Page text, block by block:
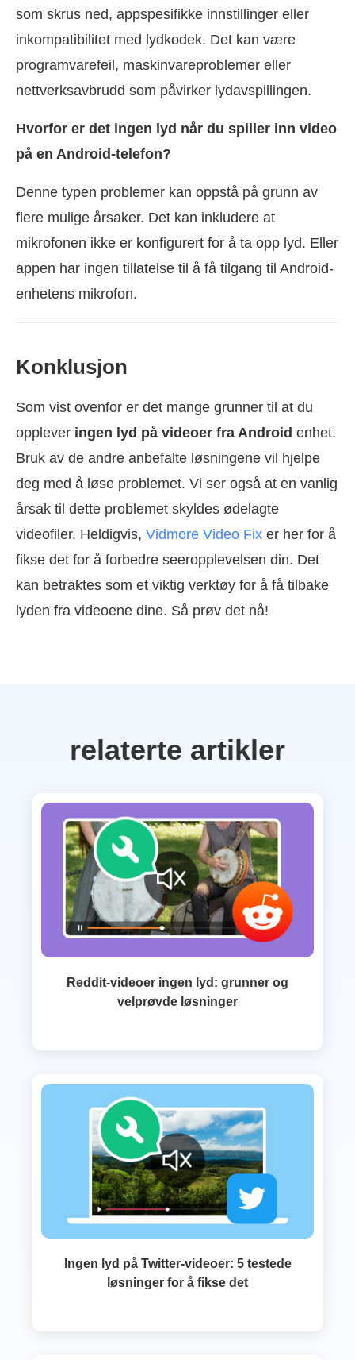
som skrus ned, appspesifikke innstillinger eller
inkompatibilitet med lydkodek. Det kan være
programvarefeil, maskinvareproblemer eller
nettverksavbrudd som påvirker lydavspillingen.
Hvorfor er det ingen lyd når du spiller inn video
på en Android-telefon?
Denne typen problemer kan oppstå på grunn av
flere mulige årsaker. Det kan inkludere at
mikrofonen ikke er konfigurert for å ta opp lyd. Eller
appen har ingen tillatelse til å få tilgang til Android-
enhetens mikrofon.
Konklusjon
Som vist ovenfor er det mange grunner til at du
opplever ingen lyd på videoer fra Android enhet.
Bruk av de andre anbefalte løsningene vil hjelpe
deg med å løse problemet. Vi ser også at en vanlig
årsak til dette problemet skyldes ødelagte
videofiler. Heldigvis, Vidmore Video Fix er her for å
fikse det for å forbedre seeropplevelsen din. Det
kan betraktes som et viktig verktøy for å få tilbake
lyden fra videoene dine. Så prøv det nå!
relaterte artikler
Reddit-videoer ingen lyd: grunner og
velprøvde løsninger
Ingen lyd på Twitter-videoer: 5 testede
løsninger for å fikse det